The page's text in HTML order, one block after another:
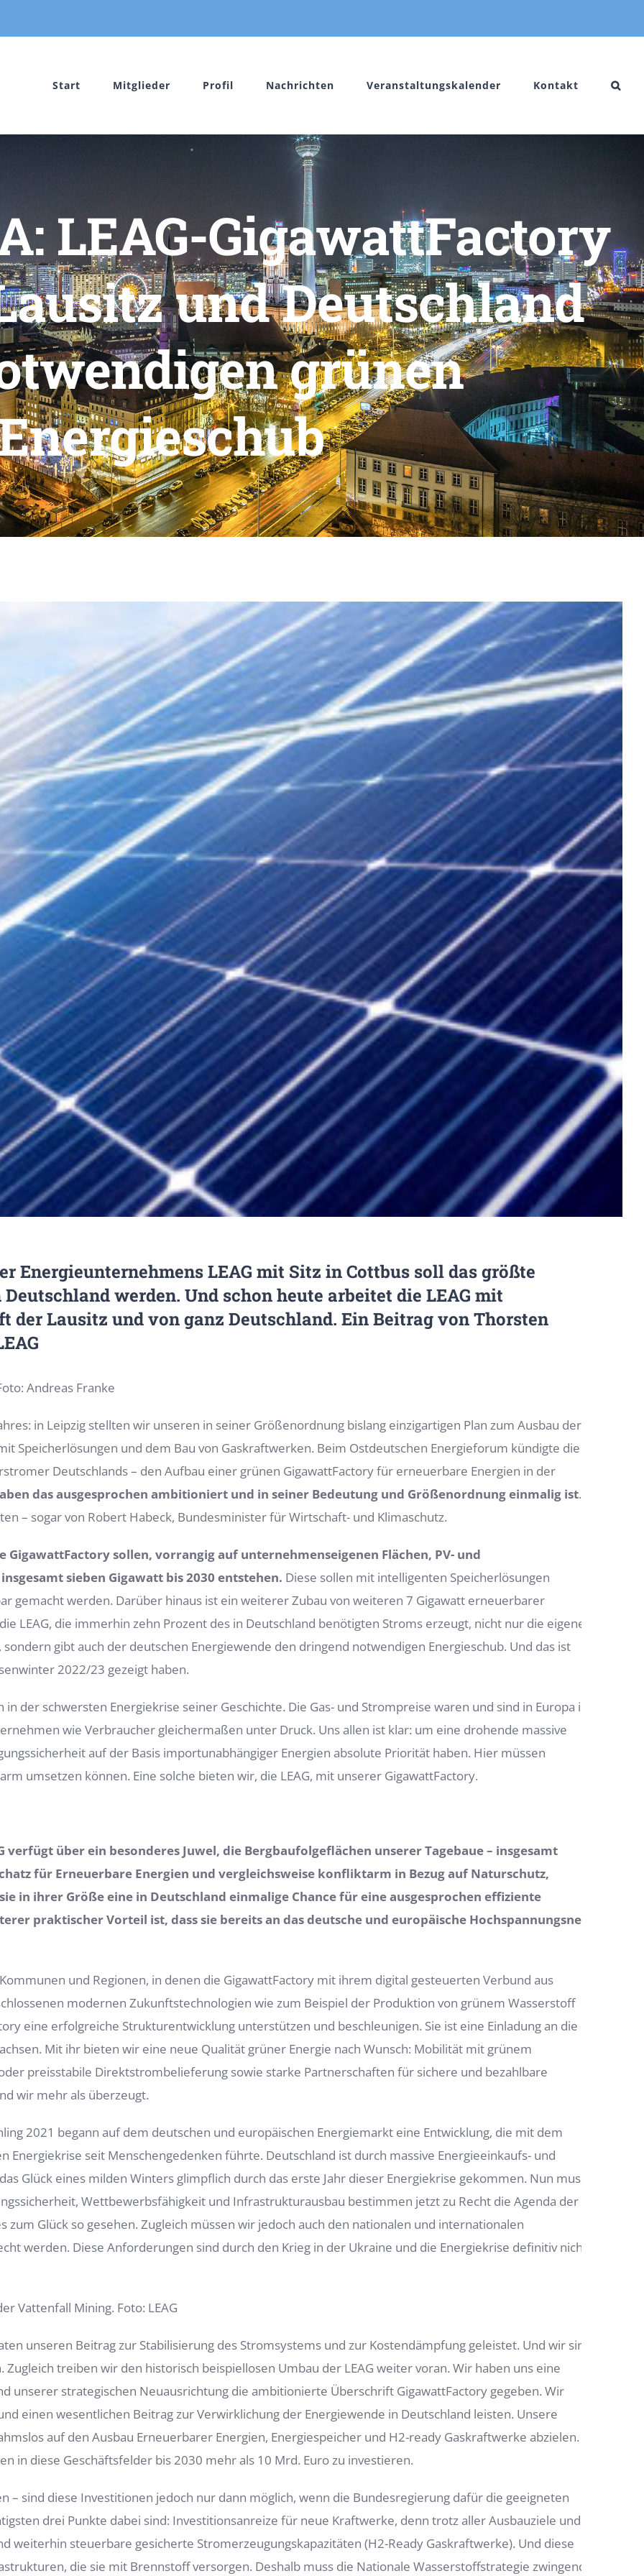
Start Mitglieder Profil Nachrichten Veranstaltungskalender Kontakt
LEAG-GigawattFactory
und Deutschland
grünen
Energieunternehmens LEAG mit Sitz in Cottbus soll das größte
werden. Und schon heute arbeitet die LEAG mit
der Lausitz und von ganz Deutschland. Ein Beitrag vonThorsten
Andreas Franke
in Leipzig stellten wir unseren in seiner Größenordnung bislang einzigartigen Plan zum Ausbau der
Speicherlösungen und dem Bau von Gaskraftwerken. Beim Ostdeutschen Energieforum kündigte die
Deutschlands – den Aufbau einer grünen GigawattFactory für erneuerbare Energien in der
das ausgesprochen ambitioniert und in seiner Bedeutung und Größenordnung einmalig ist.
– sogar von Robert Habeck, Bundesminister für Wirtschaft- und Klimaschutz.
sollen, vorrangig auf unternehmenseigenen Flächen, PV- und
sieben Gigawatt bis 2030 entstehen. Diese sollen mit intelligenten Speicherlösungen
gemacht werden. Darüber hinaus ist ein weiterer Zubau von weiteren 7 Gigawatt erneuerbarer
LEAG, die immerhin zehn Prozent des in Deutschland benötigten Stroms erzeugt, nicht nur die eigene
gibt auch der deutschen Energiewende den dringend notwendigen Energieschub. Und das ist
2022/23 gezeigt haben.
der schwersten Energiekrise seiner Geschichte. Die Gas- und Strompreise waren und sind in Europa in
wie Verbraucher gleichermaßen unter Druck. Uns allen ist klar: um eine drohende massive
auf der Basis importunabhängiger Energien absolute Priorität haben. Hier müssen
umsetzen können. Eine solche bieten wir, die LEAG, mit unserer GigawattFactory.
verfügt über ein besonderes Juwel, die Bergbaufolgeflächen unserer Tagebaue – insgesamt
für Erneuerbare Energien und vergleichsweise konfliktarm in Bezug auf Naturschutz,
in ihrer Größe eine in Deutschland einmalige Chance für eine ausgesprochen effiziente
praktischer Vorteil ist, dass sie bereits an das deutsche und europäische Hochspannungsnetz
und Regionen, in denen die GigawattFactory mit ihrem digital gesteuerten Verbund aus
modernen Zukunftstechnologien wie zum Beispiel der Produktion von grünem Wasserstoff
eine erfolgreiche Strukturentwicklung unterstützen und beschleunigen. Sie ist eine Einladung an die
Mit ihr bieten wir eine neue Qualität grüner Energie nach Wunsch: Mobilität mit grünem
preisstabile Direktstrombelieferung sowie starke Partnerschaften für sichere und bezahlbare
wir mehr als überzeugt.
2021 begann auf dem deutschen und europäischen Energiemarkt eine Entwicklung, die mit dem
Energiekrise seit Menschengedenken führte. Deutschland ist durch massive Energieeinkaufs- und
Glück eines milden Winters glimpflich durch das erste Jahr dieser Energiekrise gekommen. Nun muss
Wettbewerbsfähigkeit und Infrastrukturausbau bestimmen jetzt zu Recht die Agenda der
zum Glück so gesehen. Zugleich müssen wir jedoch auch den nationalen und internationalen
werden. Diese Anforderungen sind durch den Krieg in der Ukraine und die Energiekrise definitiv nicht
Vattenfall Mining. Foto: LEAG
unseren Beitrag zur Stabilisierung des Stromsystems und zur Kostendämpfung geleistet. Und wir sind
treiben wir den historisch beispiellosen Umbau der LEAG weiter voran. Wir haben uns eine
unserer strategischen Neuausrichtung die ambitionierte Überschrift GigawattFactory gegeben. Wir
einen wesentlichen Beitrag zur Verwirklichung der Energiewende in Deutschland leisten. Unsere
auf den Ausbau Erneuerbarer Energien, Energiespeicher und H2-ready Gaskraftwerke abzielen.
in diese Geschäftsfelder bis 2030 mehr als 10 Mrd. Euro zu investieren.
– sind diese Investitionen jedoch nur dann möglich, wenn die Bundesregierung dafür die geeigneten
drei Punkte dabei sind: Investitionsanreize für neue Kraftwerke, denn trotz aller Ausbauziele und
weiterhin steuerbare gesicherte Stromerzeugungskapazitäten (H2-Ready Gaskraftwerke). Und diese
die sie mit Brennstoff versorgen. Deshalb muss die Nationale Wasserstoffstrategie zwingend